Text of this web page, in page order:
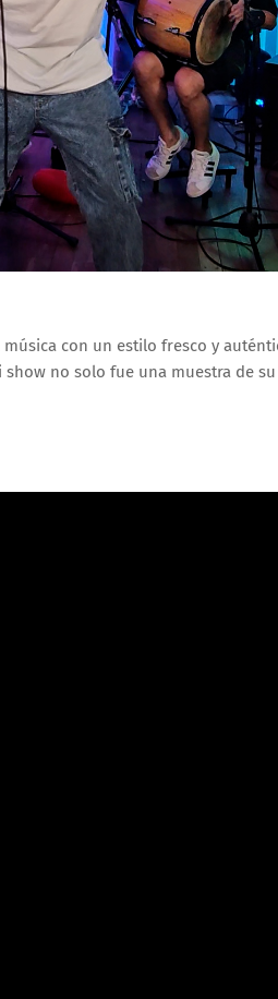
con un estilo fresco y
no solo fue una muestra de